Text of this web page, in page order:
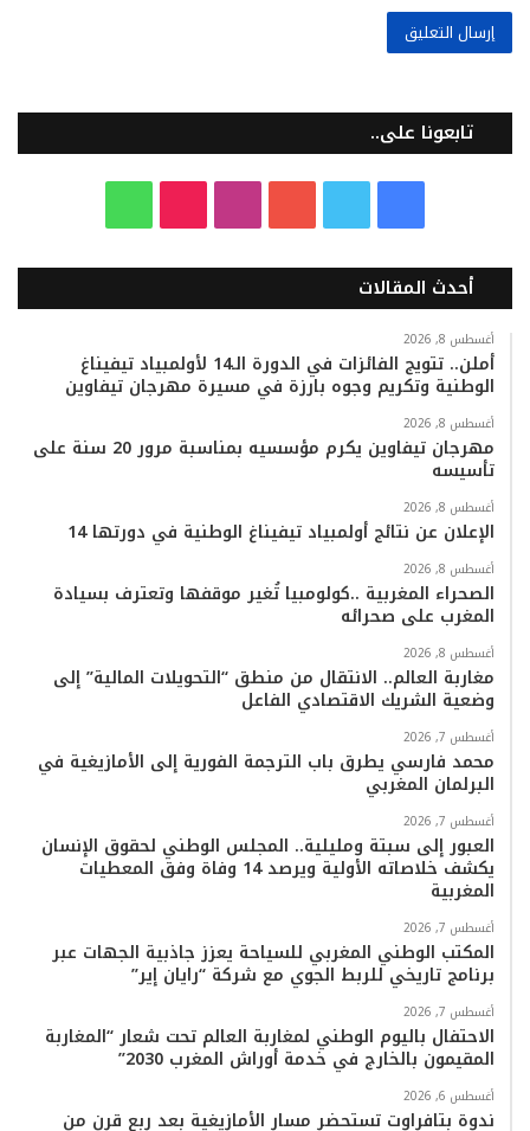
تابعونا على..
س
ب
و
ك
ي
ت
ر
ت
و
ب
س
ت
ق
ر
م
k
o
k
ت
س
ا
ب
أحدث المقالات
أغسطس 8, 2026
أملن.. تتويج الفائزات في الدورة الـ14 لأولمبياد تيفيناغ
الوطنية وتكريم وجوه بارزة في مسيرة مهرجان تيفاوين
أغسطس 8, 2026
مهرجان تيفاوين يكرم مؤسسيه بمناسبة مرور 20 سنة على
تأسيسه
أغسطس 8, 2026
الإعلان عن نتائج أولمبياد تيفيناغ الوطنية في دورتها 14
أغسطس 8, 2026
الصحراء المغربية ..كولومبيا تُغير موقفها وتعترف بسيادة
المغرب على صحرائه
أغسطس 8, 2026
مغاربة العالم.. الانتقال من منطق “التحويلات المالية” إلى
وضعية الشريك الاقتصادي الفاعل
أغسطس 7, 2026
محمد فارسي يطرق باب الترجمة الفورية إلى الأمازيغية في
البرلمان المغربي
أغسطس 7, 2026
العبور إلى سبتة ومليلية.. المجلس الوطني لحقوق الإنسان
يكشف خلاصاته الأولية ويرصد 14 وفاة وفق المعطيات
المغربية
أغسطس 7, 2026
المكتب الوطني المغربي للسياحة يعزز جاذبية الجهات عبر
برنامج تاريخي للربط الجوي مع شركة “رايان إير”
أغسطس 7, 2026
الاحتفال باليوم الوطني لمغاربة العالم تحت شعار “المغاربة
المقيمون بالخارج في خدمة أوراش المغرب 2030”
أغسطس 6, 2026
ندوة بتافراوت تستحضر مسار الأمازيغية بعد ربع قرن من